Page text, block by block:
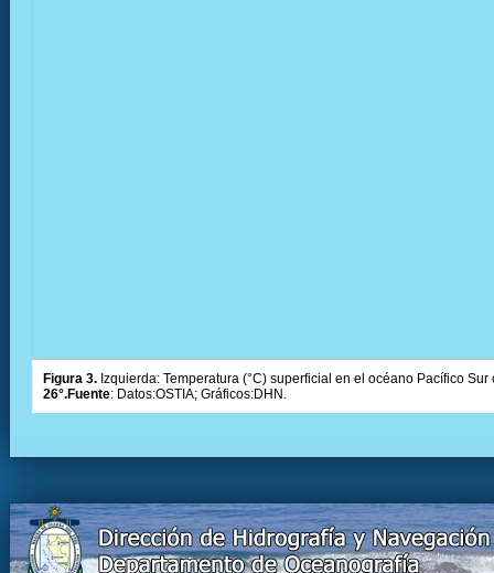
Figura 3. Izquierda: Temperatura (°C) superficial en el océano Pacífico
26°.Fuente: Datos:OSTIA; Gráficos:DHN.